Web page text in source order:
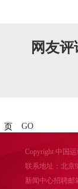
网友评
页 GO
Copyright 中国
联系地址：北京
新闻中心招聘邮